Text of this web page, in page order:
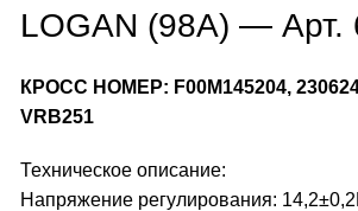
LOGAN (98А) — Арт.
КРОСС НОМЕР: F00M145204,
VRB251
Техническое описание:
Напряжение регулирования: